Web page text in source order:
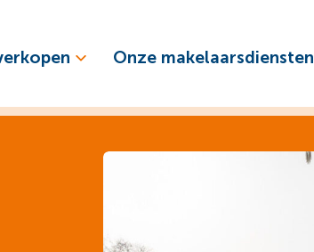
Onze makelaarsdiensten